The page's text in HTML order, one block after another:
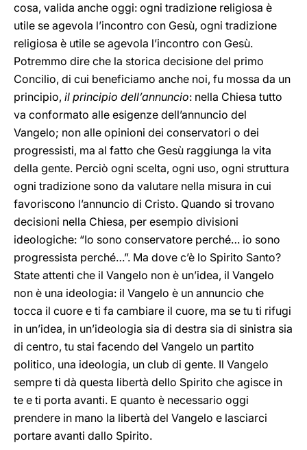
cosa, valida anche oggi: ogni tradizione religiosa è
utile se agevola l’incontro con Gesù, ogni tradizione
religiosa è utile se agevola l’incontro con Gesù.
Potremmo dire che la storica decisione del primo
Concilio, di cui beneficiamo anche noi, fu mossa da un
principio, il principio dell’annuncio: nella Chiesa tutto
va conformato alle esigenze dell’annuncio del
Vangelo; non alle opinioni dei conservatori o dei
progressisti, ma al fatto che Gesù raggiunga la vita
della gente. Perciò ogni scelta, ogni uso, ogni struttura
ogni tradizione sono da valutare nella misura in cui
favoriscono l’annuncio di Cristo. Quando si trovano
decisioni nella Chiesa, per esempio divisioni
ideologiche: “Io sono conservatore perché… io sono
progressista perché…”. Ma dove c’è lo Spirito Santo?
State attenti che il Vangelo non è un’idea, il Vangelo
non è una ideologia: il Vangelo è un annuncio che
tocca il cuore e ti fa cambiare il cuore, ma se tu ti rifugi
in un’idea, in un’ideologia sia di destra sia di sinistra sia
di centro, tu stai facendo del Vangelo un partito
politico, una ideologia, un club di gente. Il Vangelo
sempre ti dà questa libertà dello Spirito che agisce in
te e ti porta avanti. E quanto è necessario oggi
prendere in mano la libertà del Vangelo e lasciarci
portare avanti dallo Spirito.